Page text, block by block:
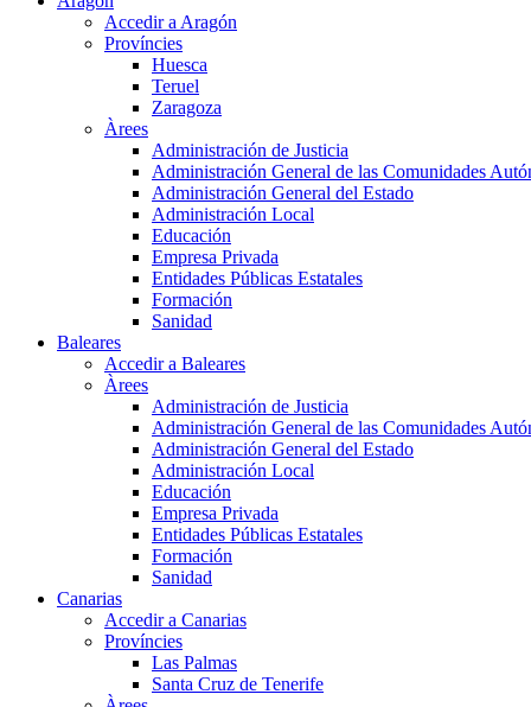
Accedir a Aragón
Províncies
Huesca
Teruel
Zaragoza
Àrees
Administración de Justicia
Administración General de las Comunidades
Administración General del Estado
Administración Local
Educación
Empresa Privada
Entidades Públicas Estatales
Formación
Sanidad
Baleares
Accedir a Baleares
Àrees
Administración de Justicia
Administración General de las Comunidades
Administración General del Estado
Administración Local
Educación
Empresa Privada
Entidades Públicas Estatales
Formación
Sanidad
Canarias
Accedir a Canarias
Províncies
Las Palmas
Santa Cruz de Tenerife